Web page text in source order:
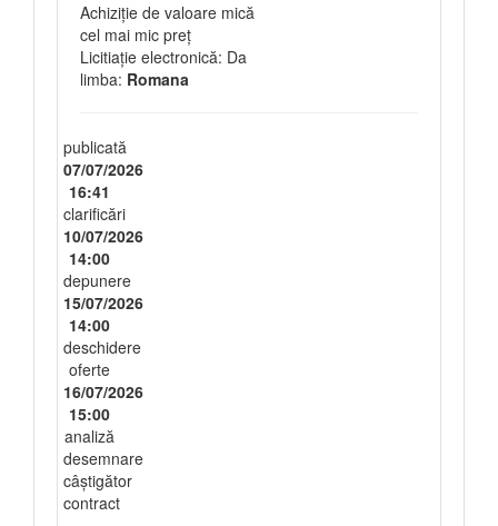
Achiziție de valoare mică
cel mai mic preț
Licitiație electronică: Da
limba: Romana
publicată
07/07/2026
16:41
clarificări
10/07/2026
14:00
depunere
15/07/2026
14:00
deschidere
oferte
16/07/2026
15:00
analiză
desemnare
câștigător
contract